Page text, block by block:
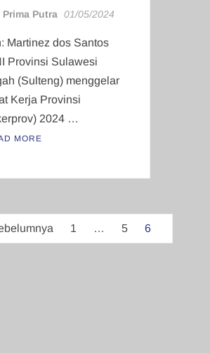
Putra 01/05/2024
Martinez dos Santos
Provinsi Sulawesi
(Sulteng) menggelar
Kerja Provinsi
2024 …
MORE
1 … 5 6